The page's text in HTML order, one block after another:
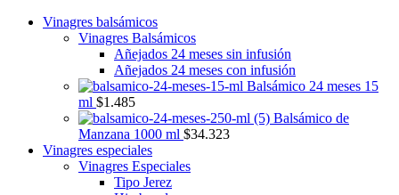
Vinagres balsámicos
Vinagres Balsámicos
Añejados 24 meses sin infusión
Añejados 24 meses con infusión
Balsámico 24 meses 15
ml $1.485
Balsámico de
Manzana 1000 ml $34.323
Vinagres especiales
Vinagres Especiales
Tipo Jerez